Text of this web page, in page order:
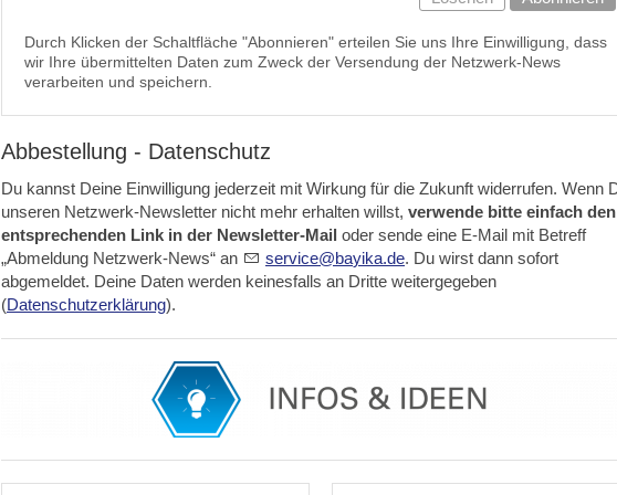
Durch Klicken der Schaltfläche "Abonnieren" erteilen Sie uns Ihre Einwilligung, dass
wir Ihre übermittelten Daten zum Zweck der Versendung der Netzwerk-News
verarbeiten und speichern.
Abbestellung - Datenschutz
Du kannst Deine Einwilligung jederzeit mit Wirkung für die Zukunft widerrufen. Wenn
unseren Netzwerk-Newsletter nicht mehr erhalten willst, verwende bitte einfach den
entsprechenden Link in der Newsletter-Mail oder sende eine E-Mail mit Betreff
„Abmeldung Netzwerk-News“ an
s rvc b y k d . Du wirst dann sofort
abgemeldet. Deine Daten werden keinesfalls an Dritte weitergegeben
(Datenschutzerklärung).